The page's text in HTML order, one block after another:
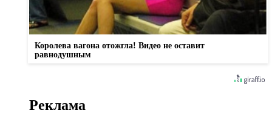
Королева вагона отожгла! Видео не оставит
равнодушным
Реклама